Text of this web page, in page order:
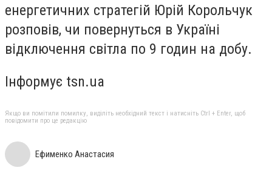
енергетичних стратегій Юрій Корольчук
розповів, чи повернуться в Україні
відключення світла по 9 годин на добу.
Інформує tsn.ua
Якщо ви помітили помилку, виділіть необхідний текст і натисніть Ctrl + Enter, щоб
повідомити про це редакцію
Ефименко Анастасия